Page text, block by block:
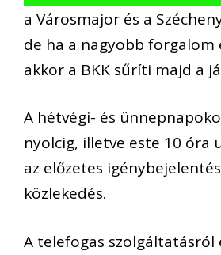
a Városmajor és a
de ha a nagyobb forgalom
akkor a BKK sűríti majd a
A hétvégi- és
nyolcig, illetve este 10 óra
az előzetes
közlekedés.
A telefogas szolgáltatásról